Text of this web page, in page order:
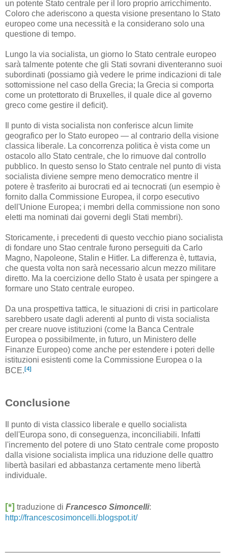
un potente Stato centrale per il loro proprio arricchimento.
Coloro che aderiscono a questa visione presentano lo Stato
europeo come una necessità e la considerano solo una
questione di tempo.
Lungo la via socialista, un giorno lo Stato centrale europeo
sarà talmente potente che gli Stati sovrani diventeranno suoi
subordinati (possiamo già vedere le prime indicazioni di tale
sottomissione nel caso della Grecia; la Grecia si comporta
come un protettorato di Bruxelles, il quale dice al governo
greco come gestire il deficit).
Il punto di vista socialista non conferisce alcun limite
geografico per lo Stato europeo — al contrario della visione
classica liberale. La concorrenza politica è vista come un
ostacolo allo Stato centrale, che lo rimuove dal controllo
pubblico. In questo senso lo Stato centrale nel punto di vista
socialista diviene sempre meno democratico mentre il
potere è trasferito ai burocrati ed ai tecnocrati (un esempio è
fornito dalla Commissione Europea, il corpo esecutivo
dell'Unione Europea; i membri della commissione non sono
eletti ma nominati dai governi degli Stati membri).
Storicamente, i precedenti di questo vecchio piano socialista
di fondare uno Stao centrale furono perseguiti da Carlo
Magno, Napoleone, Stalin e Hitler. La differenza è, tuttavia,
che questa volta non sarà necessario alcun mezzo militare
diretto. Ma la coercizione dello Stato è usata per spingere a
formare uno Stato centrale europeo.
Da una prospettiva tattica, le situazioni di crisi in particolare
sarebbero usate dagli aderenti al punto di vista socialista
per creare nuove istituzioni (come la Banca Centrale
Europea o possibilmente, in futuro, un Ministero delle
Finanze Europeo) come anche per estendere i poteri delle
istituzioni esistenti come la Commissione Europea o la
BCE.[4]
Conclusione
Il punto di vista classico liberale e quello socialista
dell'Europa sono, di conseguenza, inconciliabili. Infatti
l'incremento del potere di uno Stato centrale come proposto
dalla visione socialista implica una riduzione delle quattro
libertà basilari ed abbastanza certamente meno libertà
individuale.
[*] traduzione di Francesco Simoncelli:
http://francescosimoncelli.blogspot.it/